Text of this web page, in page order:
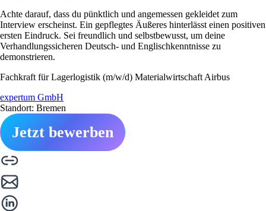
Achte darauf, dass du pünktlich und angemessen gekleidet zum
Interview erscheinst. Ein gepflegtes Äußeres hinterlässt einen positiven
ersten Eindruck. Sei freundlich und selbstbewusst, um deine
Verhandlungssicheren Deutsch- und Englischkenntnisse zu
demonstrieren.
Fachkraft für Lagerlogistik (m/w/d) Materialwirtschaft Airbus
expertum GmbH
Standort: Bremen
Jetzt bewerben